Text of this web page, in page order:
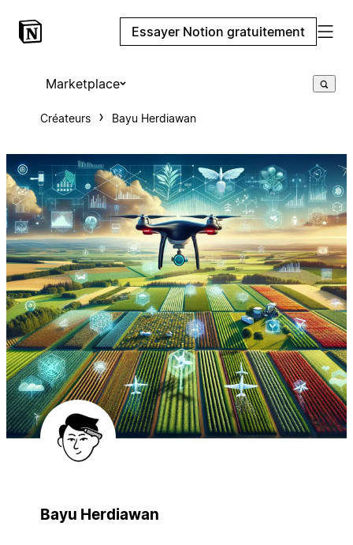
Essayer Notion gratuitement
Marketplace
Créateurs Bayu Herdiawan
Bayu Herdiawan